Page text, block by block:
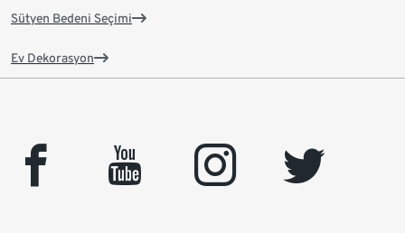
Sütyen Bedeni Seçimi
Ev Dekorasyon
facebook youtube instagram
twitter